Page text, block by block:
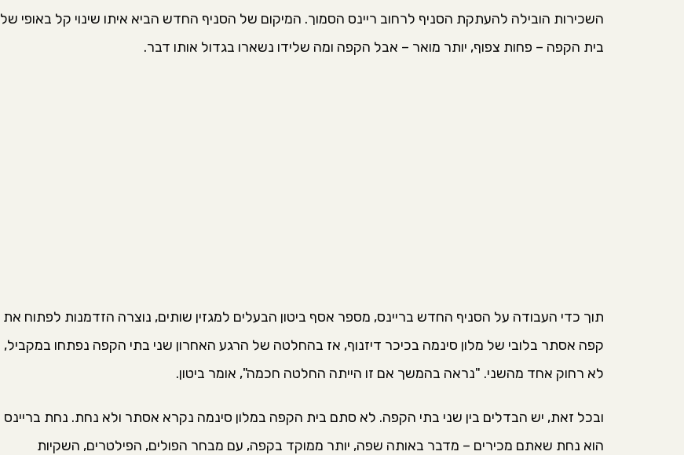
השכירות הובילה להעתקת הסניף לרחוב ריינס הסמוך. המיקום של הסניף החדש הביא איתו שינוי קל באופי של
בית הקפה – פחות צפוף, יותר מואר – אבל הקפה ומה שלידו נשארו בגדול אותו דבר.
תוך כדי העבודה על הסניף החדש בריינס, מספר אסף ביטון הבעלים למגזין שותים, נוצרה הזדמנות לפתוח את
קפה אסתר בלובי של מלון סינמה בכיכר דיזנוף, אז בהחלטה של הרגע האחרון שני בתי הקפה נפתחו במקביל,
לא רחוק אחד מהשני. "נראה בהמשך אם זו הייתה החלטה חכמה", אומר ביטון.
ובכל זאת, יש הבדלים בין שני בתי הקפה. לא סתם בית הקפה במלון סינמה נקרא אסתר ולא נחת. נחת בריינס
הוא נחת שאתם מכירים – מדבר באותה שפה, יותר ממוקד בקפה, עם מבחר הפולים, הפילטרים, השקיות